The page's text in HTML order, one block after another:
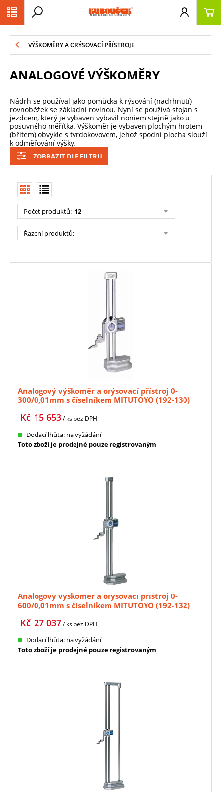
VÝŠKOMĚRY A ORÝSOVACÍ PŘÍSTROJE
ANALOGOVÉ VÝŠKOMĚRY
Nádrh se používal jako pomůcka k rýsování (nadrhnutí)
rovnoběžek se základní rovinou. Nyní se používá stojan s
jezdcem, který je vybaven vybavil noniem stejně jako u
posuvného měřítka. Výškoměr je vybaven plochým hrotem
(břitem) obvykle s tvrdokovovem, jehož spodní plocha slouží
k odměřování výšky.
ZOBRAZIT DLE FILTRU
Počet produktů: 12
Řazení produktů:
Analogový výškoměr a orýsovací přístroj 0-
300/0,01mm s číselníkem MITUTOYO (192-130)
15 653
Kč / ks bez DPH
Dodací lhůta: na vyžádání
Toto zboží je prodejné pouze registrovaným
Analogový výškoměr a orýsovací přístroj 0-
600/0,01mm s číselníkem MITUTOYO (192-132)
27 037
Kč / ks bez DPH
Dodací lhůta: na vyžádání
Toto zboží je prodejné pouze registrovaným